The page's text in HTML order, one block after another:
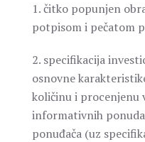
1. čitko popunjen
potpisom i pečatom
2. specifikacija
osnovne
količinu i procenjenu
informativnih
ponuđača (uz